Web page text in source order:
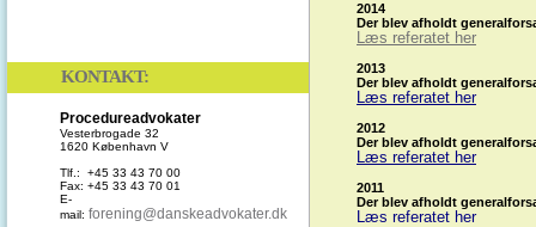
KONTAKT:
Procedureadvokater
Vesterbrogade 32
1620 København V
Tlf.: +45 33 43 70 00
Fax: +45 33 43 70 01
E-
mail: forening@danskeadvokater.dk
2014
Der blev afholdt
Læs referatet her
2013
Der blev afholdt
Læs referatet her
2012
Der blev afholdt
Læs referatet her
2011
Der blev afholdt
Læs referatet her